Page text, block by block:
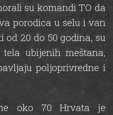
su komandi TO da
porodica u selu i van
od 20 do 50 godina, su
ubijenih meštana,
poljoprivredne i
oko 70 Hrvata је